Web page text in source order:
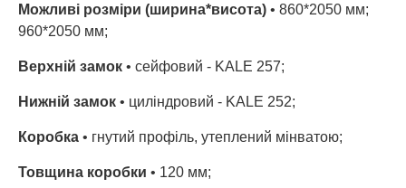
Можливі розміри (ширина*висота) • 860*2050 мм;
960*2050 мм;
Верхній замок • сейфовий - KALE 257;
Нижній замок • циліндровий - KALE 252;
Коробка • гнутий профіль, утеплений мінватою;
Товщина коробки • 120 мм;